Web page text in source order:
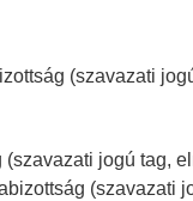
(szavazati
jogú tag,
(szavazati